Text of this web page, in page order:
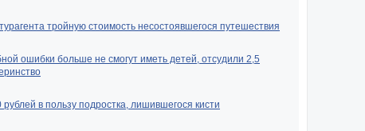
тройную стоимость несостоявшегося путешествия
ошибки больше не смогут иметь детей, отсудили 2,5
в пользу подростка, лишившегося кисти